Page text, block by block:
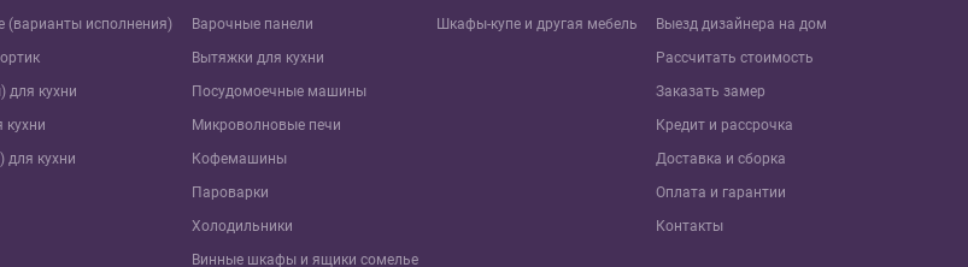
(варианты исполнения)
для кухни
для кухни
Варочные панели
Вытяжки для кухни
Посудомоечные машины
Микроволновые печи
Кофемашины
Пароварки
Холодильники
Винные шкафы и ящики сомелье
Шкафы-купе и другая мебель
Выезд дизайнера на дом
Рассчитать стоимость
Заказать замер
Кредит и рaссрочка
Доставка и сборка
Оплата и гарантии
Контакты